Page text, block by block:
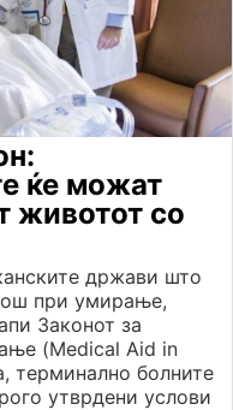
ќе можат
животот со
држави што
при умирање,
Законот за
(Medical Aid in
терминално болните
утврдени услови